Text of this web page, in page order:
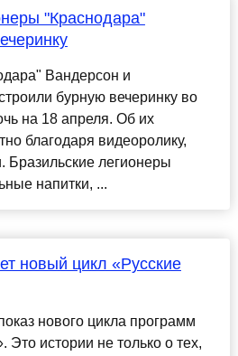
"Краснодара"
Вандерсон и
бурную вечеринку во
на 18 апреля. Об их
благодаря видеоролику,
Бразильские легионеры
напитки, ...
новый цикл «Русские
нового цикла программ
Это истории не только о тех,